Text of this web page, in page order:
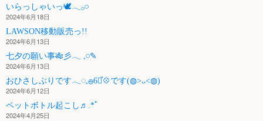
会社情報
アクセス
「まごころ宣言」
介護資格養成
いらっしゃいっ🕊𓂃𓂂𓏸
2024年6月18日
LAWSON移動販売っ!!
2024年6月13日
七夕の願い事‪🎋‬彡‪‪𓂃 𓈒𓏸✎
2024年6月13日
おひさしぶりです𓂃◌𓈒𓐍6月͛💠です(◍>ᴗ<◍)
2024年6月12日
ペットボトル起こし♬.*ﾟ
2024年4月25日